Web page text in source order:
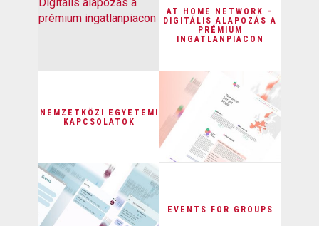
AT HOME NETWORK –
DIGITÁLIS ALAPOZÁS A
PRÉMIUM
INGATLANPIACON
NEMZETKÖZI EGYETEMI
KAPCSOLATOK
EVENTS FOR GROUPS